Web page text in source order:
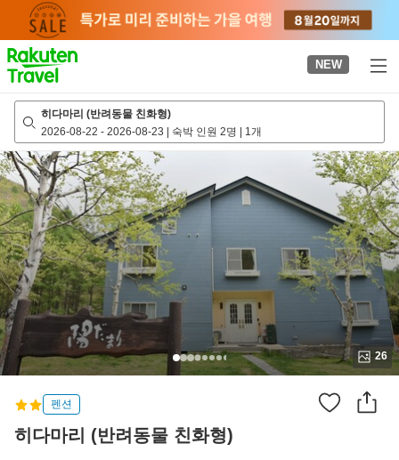
page
NEW
히다마리 (반려동물 친화형)
2026-08-22 - 2026-08-23 | 숙박 인원 2명 | 1개
26
펜션
히다마리 (반려동물 친화형)